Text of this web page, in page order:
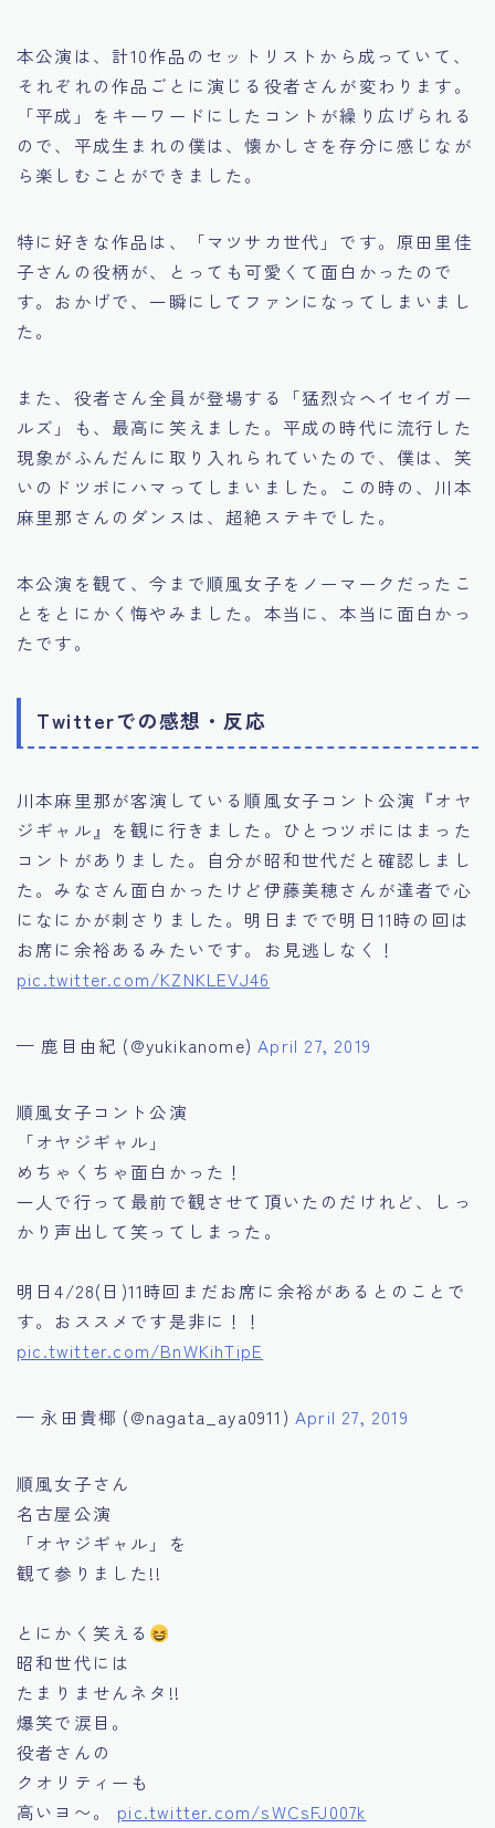
本公演は、計10作品のセットリストから成っていて、
それぞれの作品ごとに演じる役者さんが変わります。
「平成」をキーワードにしたコントが繰り広げられる
ので、平成生まれの僕は、懐かしさを存分に感じなが
ら楽しむことができました。
特に好きな作品は、「マツサカ世代」です。原田里佳
子さんの役柄が、とっても可愛くて面白かったので
す。おかげで、一瞬にしてファンになってしまいまし
た。
また、役者さん全員が登場する「猛烈☆ヘイセイガー
ルズ」も、最高に笑えました。平成の時代に流行した
現象がふんだんに取り入れられていたので、僕は、笑
いのドツボにハマってしまいました。この時の、川本
麻里那さんのダンスは、超絶ステキでした。
本公演を観て、今まで順風女子をノーマークだったこ
とをとにかく悔やみました。本当に、本当に面白かっ
たです。
Twitterでの感想・反応
川本麻里那が客演している順風女子コント公演『オヤ
ジギャル』を観に行きました。ひとつツボにはまった
コントがありました。自分が昭和世代だと確認しまし
た。みなさん面白かったけど伊藤美穂さんが達者で心
になにかが刺さりました。明日までで明日11時の回は
お席に余裕あるみたいです。お見逃しなく！
pic.twitter.com/KZNKLEVJ46
— 鹿目由紀 (@yukikanome) April 27, 2019
順風女子コント公演
「オヤジギャル」
めちゃくちゃ面白かった！
一人で行って最前で観させて頂いたのだけれど、しっ
かり声出して笑ってしまった。
明日4/28(日)11時回まだお席に余裕があるとのことで
す。おススメです是非に！！
pic.twitter.com/BnWKihTipE
— 永田貴椰 (@nagata_aya0911) April 27, 2019
順風女子さん
名古屋公演
「オヤジギャル」を
観て参りました!!
とにかく笑える
昭和世代には
たまりませんネタ!!
爆笑で涙目。
役者さんの
クオリティーも
高いヨ〜。 pic.twitter.com/sWCsFJ007k